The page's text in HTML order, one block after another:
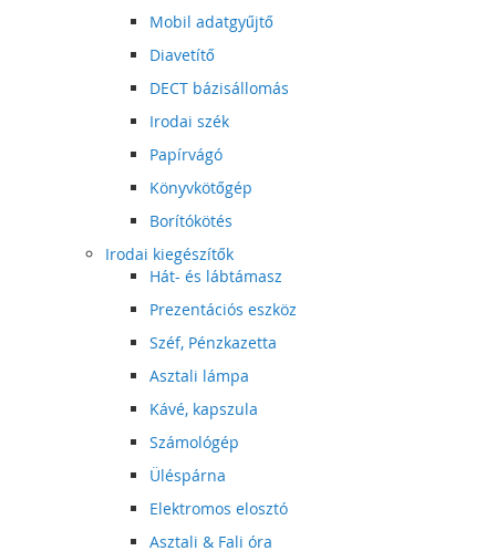
Mobil adatgyűjtő
Diavetítő
DECT bázisállomás
Irodai szék
Papírvágó
Könyvkötőgép
Borítókötés
Irodai kiegészítők
Hát- és lábtámasz
Prezentációs eszköz
Széf, Pénzkazetta
Asztali lámpa
Kávé, kapszula
Számológép
Üléspárna
Elektromos elosztó
Asztali & Fali óra